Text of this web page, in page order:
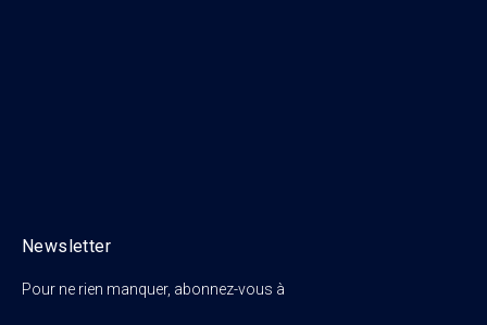
Pour ne rien manquer, abonnez-vous à
Newsletter